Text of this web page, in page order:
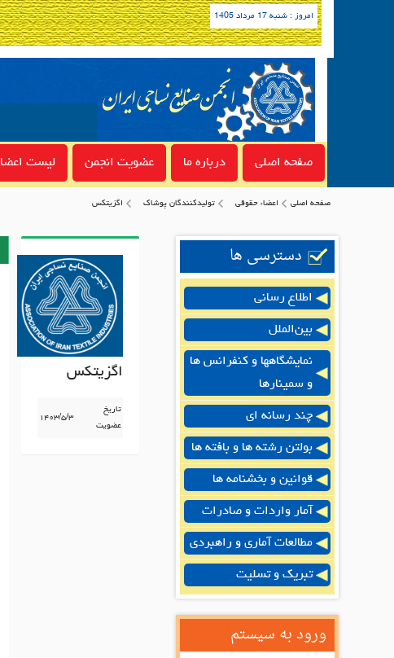
امروز : شنبه 17 مرداد 1405
صفحه اصلی درباره ما عضویت انجمن لیست اعضا
صفحه اصلی اعضاء حقوقی توليدكنندگان پوشاك اگزیتکس
دسترسی ها
اطلاع رسانی
بین‌الملل
نمایشگاهها و کنفرانس ها
و سمینارها
چند رسانه ای
بولتن رشته ها و بافته ها
قوانین و بخشنامه ها
آمار واردات و صادرات
مطالعات آماری و راهبردی
تبریک و تسلیت
ورود به سیستم
اگزیتکس
تاریخ
عضویت
۱۴۰۳/۵/۳